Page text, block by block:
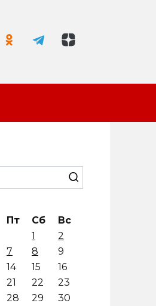
Пт Сб
Вс
1
2
7 8
9
14 15
16
21 22
23
28 29
30